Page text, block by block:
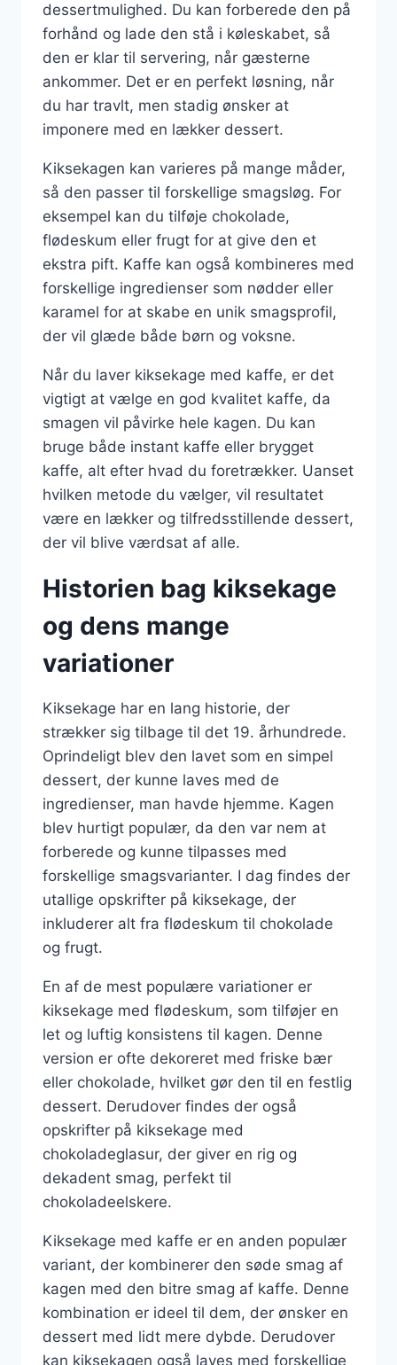
dessertmulighed. Du kan forberede den på
forhånd og lade den stå i køleskabet, så
den er klar til servering, når gæsterne
ankommer. Det er en perfekt løsning, når
du har travlt, men stadig ønsker at
imponere med en lækker dessert.
Kiksekagen kan varieres på mange måder,
så den passer til forskellige smagsløg. For
eksempel kan du tilføje chokolade,
flødeskum eller frugt for at give den et
ekstra pift. Kaffe kan også kombineres med
forskellige ingredienser som nødder eller
karamel for at skabe en unik smagsprofil,
der vil glæde både børn og voksne.
Når du laver kiksekage med kaffe, er det
vigtigt at vælge en god kvalitet kaffe, da
smagen vil påvirke hele kagen. Du kan
bruge både instant kaffe eller brygget
kaffe, alt efter hvad du foretrækker. Uanset
hvilken metode du vælger, vil resultatet
være en lækker og tilfredsstillende dessert,
der vil blive værdsat af alle.
Historien bag kiksekage
og dens mange
variationer
Kiksekage har en lang historie, der
strækker sig tilbage til det 19. århundrede.
Oprindeligt blev den lavet som en simpel
dessert, der kunne laves med de
ingredienser, man havde hjemme. Kagen
blev hurtigt populær, da den var nem at
forberede og kunne tilpasses med
forskellige smagsvarianter. I dag findes der
utallige opskrifter på kiksekage, der
inkluderer alt fra flødeskum til chokolade
og frugt.
En af de mest populære variationer er
kiksekage med flødeskum, som tilføjer en
let og luftig konsistens til kagen. Denne
version er ofte dekoreret med friske bær
eller chokolade, hvilket gør den til en festlig
dessert. Derudover findes der også
opskrifter på kiksekage med
chokoladeglasur, der giver en rig og
dekadent smag, perfekt til
chokoladeelskere.
Kiksekage med kaffe er en anden populær
variant, der kombinerer den søde smag af
kagen med den bitre smag af kaffe. Denne
kombination er ideel til dem, der ønsker en
dessert med lidt mere dybde. Derudover
kan kiksekagen også laves med forskellige